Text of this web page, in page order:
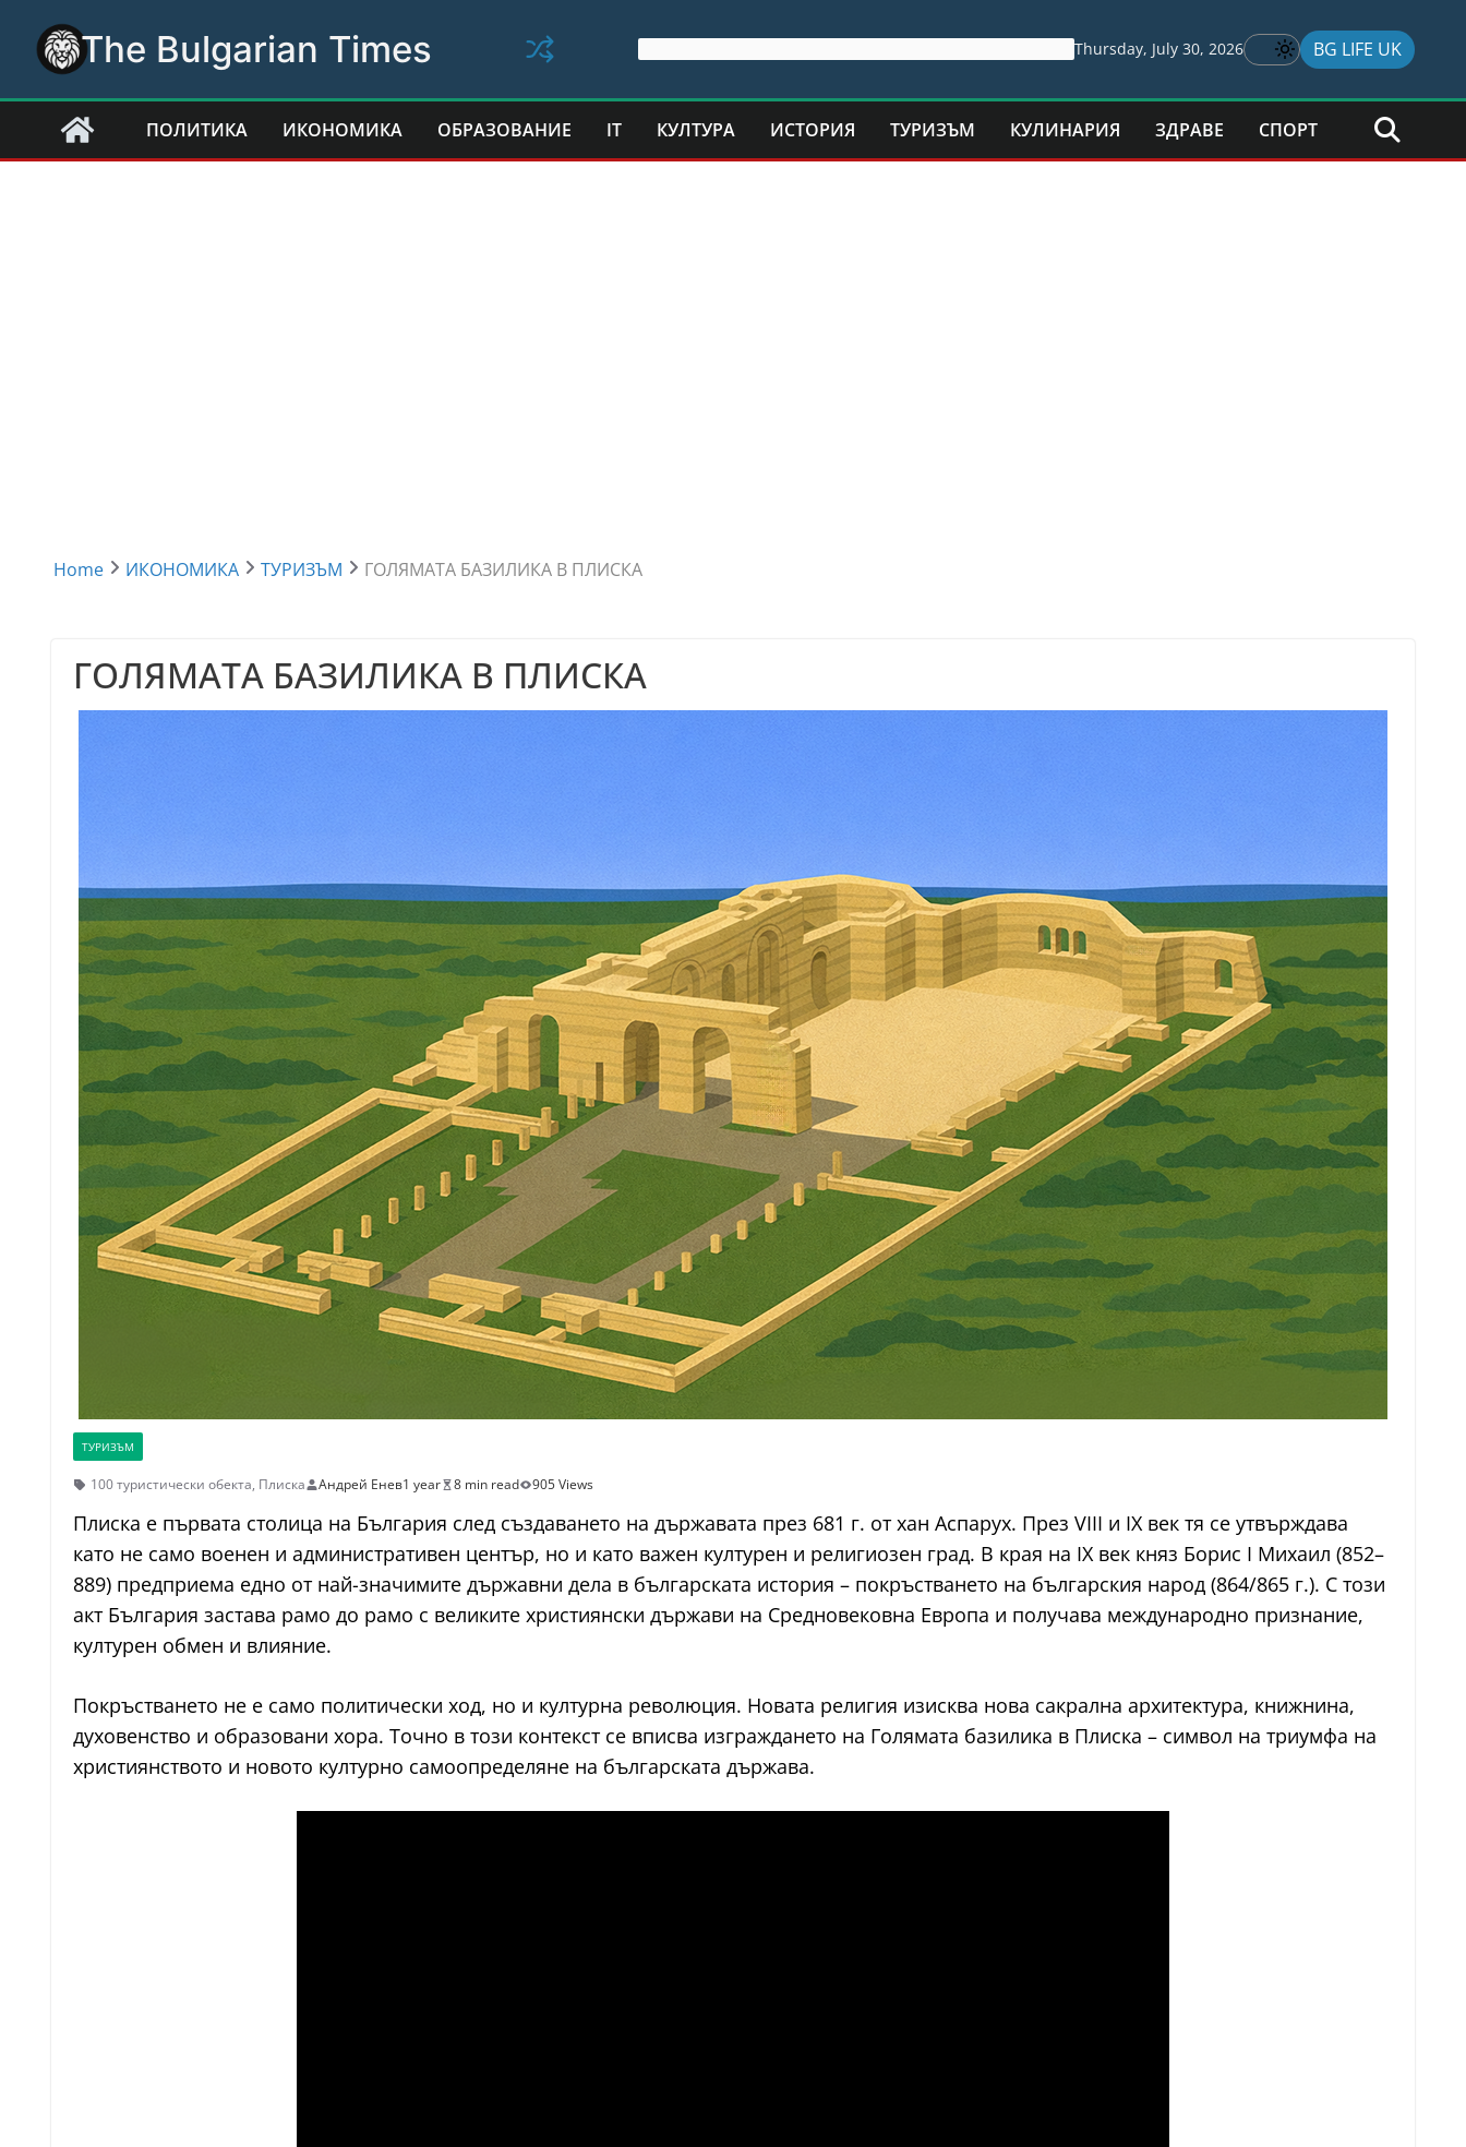
content
The Bulgarian Times Thursday, July 30, 2026 BG LIFE UK
ПОЛИТИКА ИКОНОМИКА ОБРАЗОВАНИЕ IT КУЛТУРА ИСТОРИЯ ТУРИЗЪМ КУЛИНАРИЯ ЗДРАВЕ СПОРТ
Home ИКОНОМИКА ТУРИЗЪМ ГОЛЯМАТА БАЗИЛИКА В ПЛИСКА
ГОЛЯМАТА БАЗИЛИКА В ПЛИСКА
ТУРИЗЪМ
100 туристически обекта, Плиска Андрей Енев1 year 8 min read 905 Views
Плиска е първата столица на България след създаването на държавата през 681 г. от хан Аспарух. През VIII и IX век тя се утвърждава
като не само военен и административен център, но и като важен културен и религиозен град. В края на IX век княз Борис I Михаил (852–
889) предприема едно от най-значимите държавни дела в българската история – покръстването на българския народ (864/865 г.). С този
акт България застава рамо до рамо с великите християнски държави на Средновековна Европа и получава международно признание,
културен обмен и влияние.
Покръстването не е само политически ход, но и културна революция. Новата религия изисква нова сакрална архитектура, книжнина,
духовенство и образовани хора. Точно в този контекст се вписва изграждането на Голямата базилика в Плиска – символ на триумфа на
християнството и новото културно самоопределяне на българската държава.